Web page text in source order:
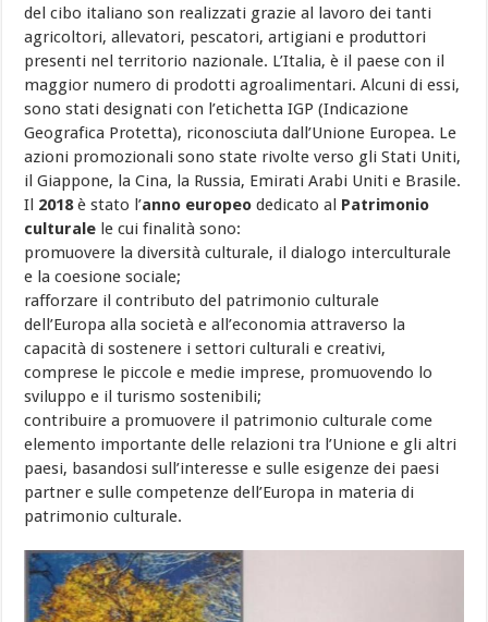
del cibo italiano son realizzati grazie al lavoro dei tanti
agricoltori, allevatori, pescatori, artigiani e produttori
presenti nel territorio nazionale. L’Italia, è il paese con il
maggior numero di prodotti agroalimentari. Alcuni di essi,
sono stati designati con l’etichetta IGP (Indicazione
Geografica Protetta), riconosciuta dall’Unione Europea. Le
azioni promozionali sono state rivolte verso gli Stati Uniti,
il Giappone, la Cina, la Russia, Emirati Arabi Uniti e Brasile.
Il 2018è stato l’anno europeo dedicato al Patrimonio
culturale le cui finalità sono:
promuovere la diversità culturale, il dialogo interculturale
e la coesione sociale;
rafforzare il contributo del patrimonio culturale
dell’Europa alla società e all’economia attraverso la
capacità di sostenere i settori culturali e creativi,
comprese le piccole e medie imprese, promuovendo lo
sviluppo e il turismo sostenibili;
contribuire a promuovere il patrimonio culturale come
elemento importante delle relazioni tra l’Unione e gli altri
paesi, basandosi sull’interesse e sulle esigenze dei paesi
partner e sulle competenze dell’Europa in materia di
patrimonio culturale.